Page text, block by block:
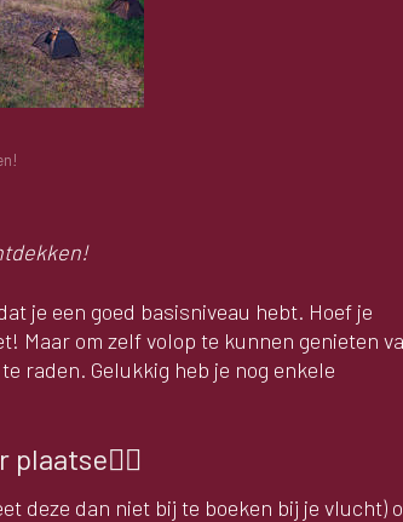
je een goed basisniveau hebt. Hoef je
Maar om zelf volop te kunnen genieten
raden. Gelukkig heb je nog enkele
deze dan niet bij te boeken bij je vlucht)